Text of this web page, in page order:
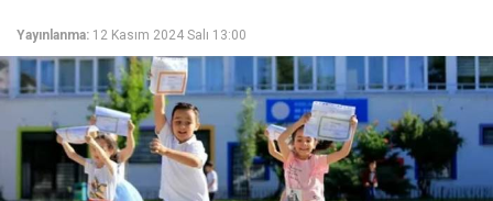
Yayınlanma: 12 Kasım 2024 Salı 13:00